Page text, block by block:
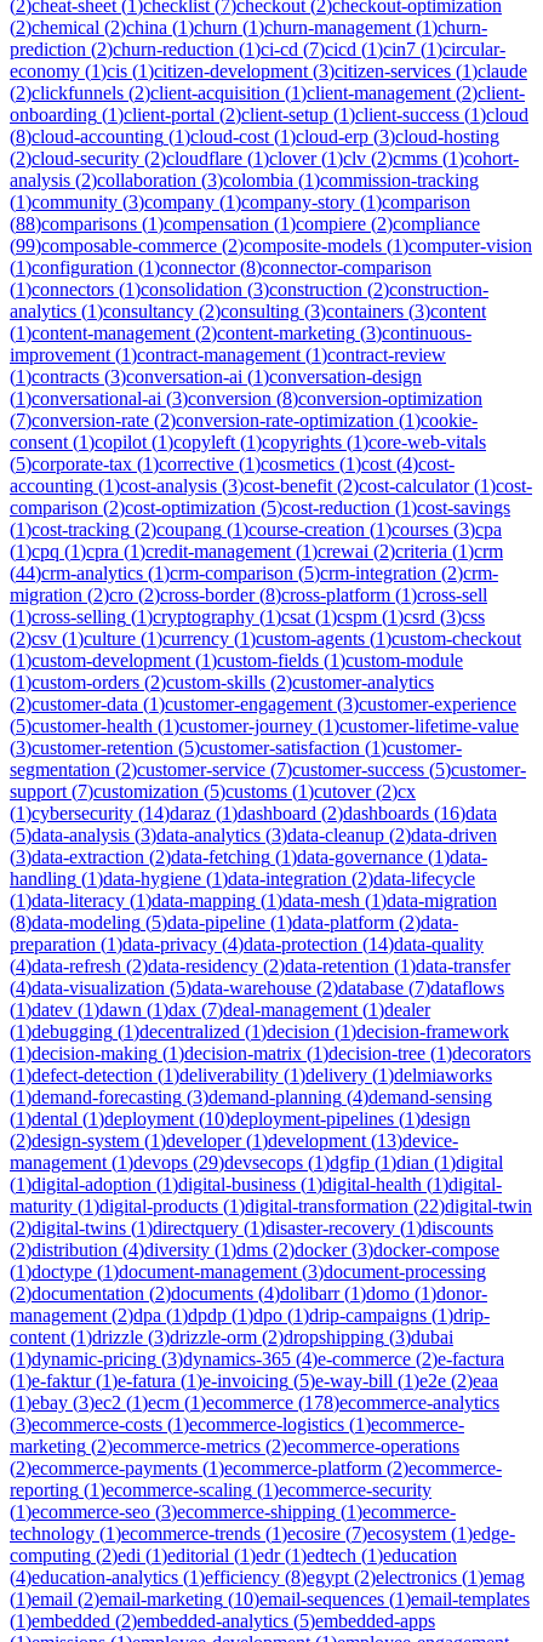
(2)cheat-sheet (1)checklist (7)checkout (2)checkout-optimization
(2)chemical (2)china (1)churn (1)churn-management (1)churn-
prediction (2)churn-reduction (1)ci-cd (7)cicd (1)cin7 (1)circular-
economy (1)cis (1)citizen-development (3)citizen-services (1)claude
(2)clickfunnels (2)client-acquisition (1)client-management (2)client-
onboarding (1)client-portal (2)client-setup (1)client-success (1)cloud
(8)cloud-accounting (1)cloud-cost (1)cloud-erp (3)cloud-hosting
(2)cloud-security (2)cloudflare (1)clover(1)clv (2)cmms (1)cohort-
analysis (2)collaboration (3)colombia (1)commission-tracking
(1)community (3)company (1)company-story (1)comparison
(88)comparisons (1)compensation (1)compiere (2)compliance
(99)composable-commerce (2)composite-models (1)computer-vision
(1)configuration (1)connector(8)connector-comparison
(1)connectors (1)consolidation (3)construction (2)construction-
analytics (1)consultancy (2)consulting (3)containers (3)content
(1)content-management (2)content-marketing (3)continuous-
improvement (1)contract-management (1)contract-review
(1)contracts (3)conversation-ai (1)conversation-design
(1)conversational-ai (3)conversion (8)conversion-optimization
(7)conversion-rate (2)conversion-rate-optimization (1)cookie-
consent (1)copilot (1)copyleft (1)copyrights (1)core-web-vitals
(5)corporate-tax (1)corrective (1)cosmetics (1)cost (4)cost-
accounting (1)cost-analysis (3)cost-benefit (2)cost-calculator(1)cost-
comparison (2)cost-optimization (5)cost-reduction (1)cost-savings
(1)cost-tracking (2)coupang (1)course-creation (1)courses (3)cpa
(1)cpq (1)cpra (1)credit-management (1)crewai (2)criteria (1)crm
(44)crm-analytics (1)crm-comparison (5)crm-integration (2)crm-
migration (2)cro (2)cross-border(8)cross-platform (1)cross-sell
(1)cross-selling (1)cryptography (1)csat (1)cspm (1)csrd (3)css
(2)csv (1)culture (1)currency (1)custom-agents (1)custom-checkout
(1)custom-development (1)custom-fields (1)custom-module
(1)custom-orders (2)custom-skills (2)customer-analytics
(2)customer-data (1)customer-engagement (3)customer-experience
(5)customer-health (1)customer-journey (1)customer-lifetime-value
(3)customer-retention (5)customer-satisfaction (1)customer-
segmentation (2)customer-service (7)customer-success (5)customer-
support (7)customization (5)customs (1)cutover(2)cx
(1)cybersecurity (14)daraz (1)dashboard (2)dashboards (16)data
(5)data-analysis (3)data-analytics (3)data-cleanup (2)data-driven
(3)data-extraction (2)data-fetching (1)data-governance (1)data-
handling (1)data-hygiene (1)data-integration (2)data-lifecycle
(1)data-literacy (1)data-mapping (1)data-mesh (1)data-migration
(8)data-modeling (5)data-pipeline (1)data-platform (2)data-
preparation (1)data-privacy (4)data-protection (14)data-quality
(4)data-refresh (2)data-residency (2)data-retention (1)data-transfer
(4)data-visualization (5)data-warehouse (2)database (7)dataflows
(1)datev (1)dawn (1)dax (7)deal-management (1)dealer
(1)debugging (1)decentralized (1)decision (1)decision-framework
(1)decision-making (1)decision-matrix (1)decision-tree (1)decorators
(1)defect-detection (1)deliverability (1)delivery (1)delmiaworks
(1)demand-forecasting (3)demand-planning (4)demand-sensing
(1)dental (1)deployment (10)deployment-pipelines (1)design
(2)design-system (1)developer(1)development (13)device-
management (1)devops (29)devsecops (1)dgfip (1)dian (1)digital
(1)digital-adoption (1)digital-business (1)digital-health (1)digital-
maturity (1)digital-products (1)digital-transformation (22)digital-twin
(2)digital-twins (1)directquery (1)disaster-recovery (1)discounts
(2)distribution (4)diversity (1)dms (2)docker(3)docker-compose
(1)doctype (1)document-management (3)document-processing
(2)documentation (2)documents (4)dolibarr(1)domo (1)donor-
management (2)dpa (1)dpdp (1)dpo (1)drip-campaigns (1)drip-
content (1)drizzle (3)drizzle-orm (2)dropshipping (3)dubai
(1)dynamic-pricing (3)dynamics-365 (4)e-commerce (2)e-factura
(1)e-faktur(1)e-fatura (1)e-invoicing (5)e-way-bill (1)e2e (2)eaa
(1)ebay (3)ec2 (1)ecm (1)ecommerce (178)ecommerce-analytics
(3)ecommerce-costs (1)ecommerce-logistics (1)ecommerce-
marketing (2)ecommerce-metrics (2)ecommerce-operations
(2)ecommerce-payments (1)ecommerce-platform (2)ecommerce-
reporting (1)ecommerce-scaling (1)ecommerce-security
(1)ecommerce-seo (3)ecommerce-shipping (1)ecommerce-
technology (1)ecommerce-trends (1)ecosire (7)ecosystem (1)edge-
computing (2)edi (1)editorial (1)edr(1)edtech (1)education
(4)education-analytics (1)efficiency (8)egypt (2)electronics (1)emag
(1)email (2)email-marketing (10)email-sequences (1)email-templates
(1)embedded (2)embedded-analytics (5)embedded-apps